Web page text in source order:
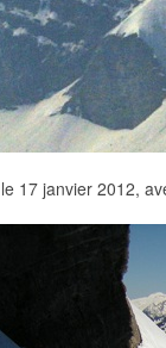
17 janvier 2012,